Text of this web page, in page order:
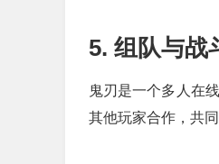
5. 组队与战
鬼刃是一个多人在
其他玩家合作，共